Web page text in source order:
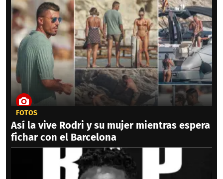
FOTOS
Así la vive Rodri y su mujer mientras espera
fichar con el Barcelona